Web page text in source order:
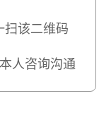
扫该二维码
人咨询沟通